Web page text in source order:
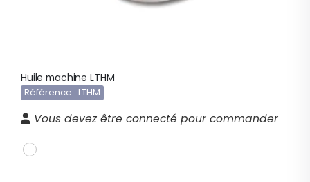
Huile machine LTHM
Référence : LTHM
Vous devez être connecté pour commander